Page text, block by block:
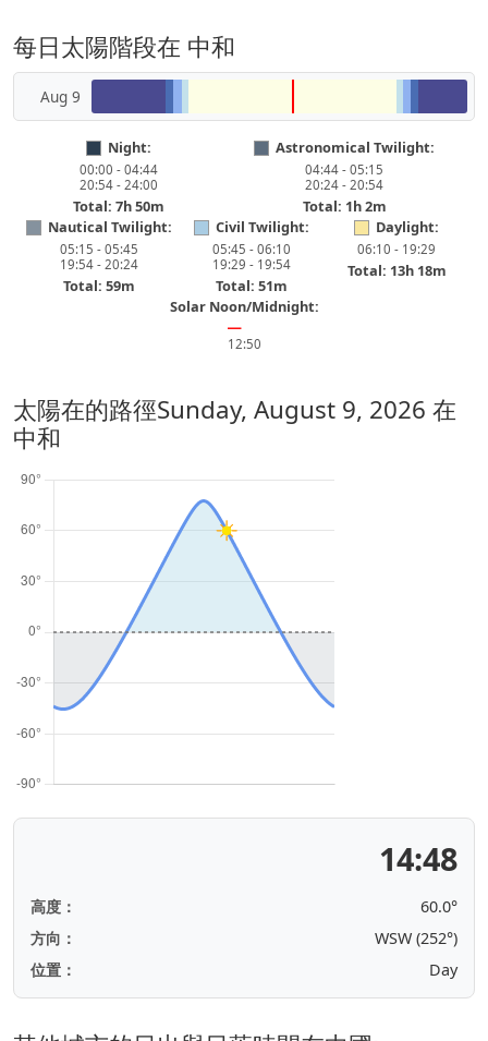
每日太陽階段在 中和
Aug 9
Night:
00:00 - 04:44
20:54 - 24:00
Total: 7h 50m
Astronomical Twilight:
04:44 - 05:15
20:24 - 20:54
Total: 1h 2m
Nautical Twilight:
05:15 - 05:45
19:54 - 20:24
Total: 59m
Civil Twilight:
05:45 - 06:10
19:29 - 19:54
Total: 51m
Daylight:
06:10 - 19:29
Total: 13h 18m
Solar Noon/Midnight:
━
12:50
太陽在的路徑Sunday, August 9, 2026 在
中和
14:48
高度：
60.0°
方向：
WSW (252°)
位置：
Day